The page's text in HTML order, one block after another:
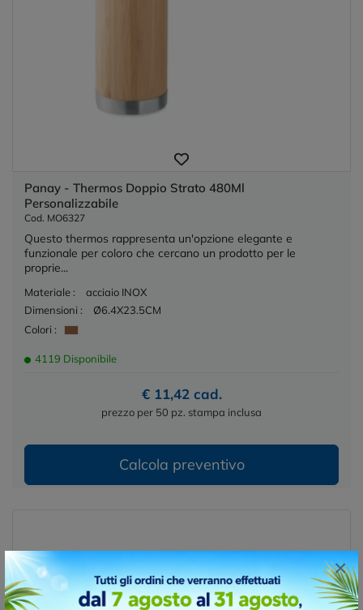
×
Panay - Thermos Doppio Strato 480Ml
Personalizzabile
Cod. MO6327
Questo thermos rappresenta un'opzione elegante e
funzionale per coloro che cercano un prodotto per le
proprie...
Materiale :
acciaio INOX
Dimensioni :
Ø6.4X23.5CM
Colori :
4119 Disponibile
€ 11,42 cad.
prezzo per 50 pz. stampa inclusa
Calcola preventivo